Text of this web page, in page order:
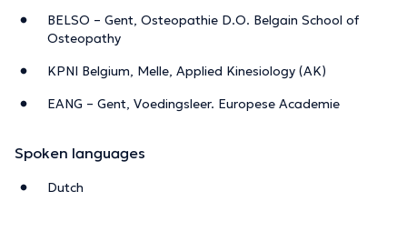
BELSO – Gent, Osteopathie D.O. Belgain School of
Osteopathy
KPNI Belgium, Melle, Applied Kinesiology (AK)
EANG – Gent, Voedingsleer. Europese Academie
Spoken languages
Dutch